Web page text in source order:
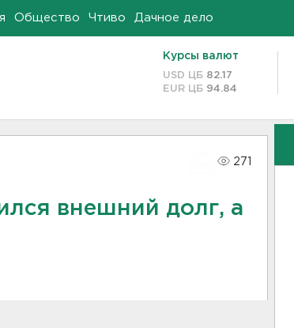
Общество Чтиво Дачное дело
Курсы валют
USD ЦБ 82.17
EUR ЦБ 94.84
271
внешний долг, а